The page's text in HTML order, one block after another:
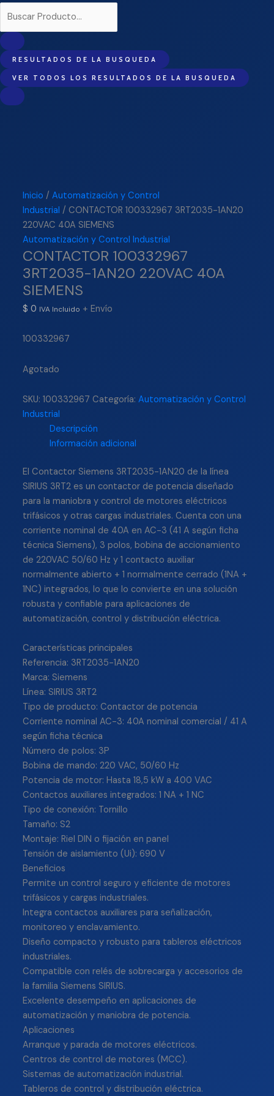
RESULTADOS DE LA BUSQUEDA
VER TODOS LOS RESULTADOS DE LA BUSQUEDA
Inicio /Automatización y Control
Industrial / CONTACTOR 100332967 3RT2035-1AN20
220VAC 40A SIEMENS
Automatización y Control Industrial
CONTACTOR 100332967
3RT2035-1AN20 220VAC 40A
SIEMENS
$ 0 IVA Incluido + Envío
100332967
Agotado
SKU:100332967 Categoría:Automatización y Control
Industrial
Descripción
Información adicional
El Contactor Siemens 3RT2035-1AN20 de la línea
SIRIUS 3RT2 es un contactor de potencia diseñado
para la maniobra y control de motores eléctricos
trifásicos y otras cargas industriales. Cuenta con una
corriente nominal de 40A en AC-3 (41 A según ficha
técnica Siemens), 3 polos, bobina de accionamiento
de 220VAC 50/60 Hz y 1 contacto auxiliar
normalmente abierto + 1 normalmente cerrado (1NA +
1NC) integrados, lo que lo convierte en una solución
robusta y confiable para aplicaciones de
automatización, control y distribución eléctrica.
Características principales
Referencia: 3RT2035-1AN20
Marca: Siemens
Línea: SIRIUS 3RT2
Tipo de producto: Contactor de potencia
Corriente nominal AC-3: 40A nominal comercial / 41 A
según ficha técnica
Número de polos: 3P
Bobina de mando: 220 VAC, 50/60 Hz
Potencia de motor: Hasta 18,5 kW a 400 VAC
Contactos auxiliares integrados: 1 NA + 1 NC
Tipo de conexión: Tornillo
Tamaño: S2
Montaje: Riel DIN o fijación en panel
Tensión de aislamiento (Ui): 690 V
Beneficios
Permite un control seguro y eficiente de motores
trifásicos y cargas industriales.
Integra contactos auxiliares para señalización,
monitoreo y enclavamiento.
Diseño compacto y robusto para tableros eléctricos
industriales.
Compatible con relés de sobrecarga y accesorios de
la familia Siemens SIRIUS.
Excelente desempeño en aplicaciones de
automatización y maniobra de potencia.
Aplicaciones
Arranque y parada de motores eléctricos.
Centros de control de motores (MCC).
Sistemas de automatización industrial.
Tableros de control y distribución eléctrica.